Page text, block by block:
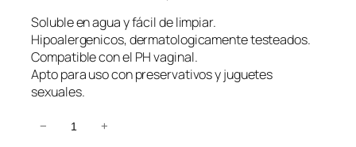
Soluble en agua y fácil de limpiar.
Hipoalergenicos, dermatologicamente testeados.
Compatible con el PH vaginal.
Apto para uso con preservativos y juguetes
sexuales.
− +